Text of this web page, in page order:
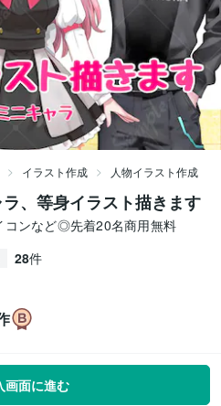
イラスト作成 人物イラスト作成
、等身イラスト描きます
コンなど◎先着20名商用無料
28件
画面に進む